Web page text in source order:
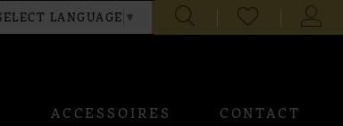
LANGUAGE ▼
CHECK
WISHLIST
ACCESSOIRES CONTACT